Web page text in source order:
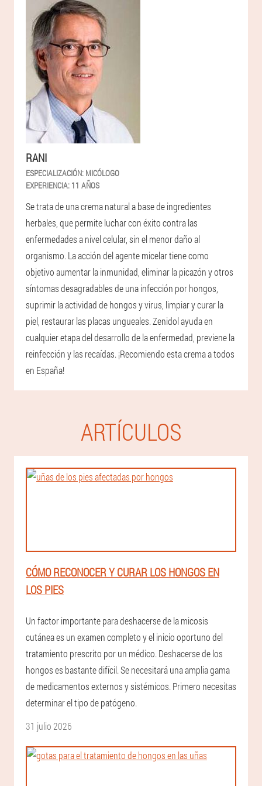
RANI
ESPECIALIZACIÓN: MICÓLOGO
EXPERIENCIA: 11 AÑOS
Se trata de una crema natural a base de ingredientes
herbales, que permite luchar con éxito contra las
enfermedades a nivel celular, sin el menor daño al
organismo. La acción del agente micelar tiene como
objetivo aumentar la inmunidad, eliminar la picazón y otros
síntomas desagradables de una infección por hongos,
suprimir la actividad de hongos y virus, limpiar y curar la
piel, restaurar las placas ungueales. Zenidol ayuda en
cualquier etapa del desarrollo de la enfermedad, previene la
reinfección y las recaídas. ¡Recomiendo esta crema a todos
en España!
ARTÍCULOS
CÓMO RECONOCER Y CURAR LOS HONGOS EN
LOS PIES
Un factor importante para deshacerse de la micosis
cutánea es un examen completo y el inicio oportuno del
tratamiento prescrito por un médico. Deshacerse de los
hongos es bastante difícil. Se necesitará una amplia gama
de medicamentos externos y sistémicos. Primero necesitas
determinar el tipo de patógeno.
31 julio 2026